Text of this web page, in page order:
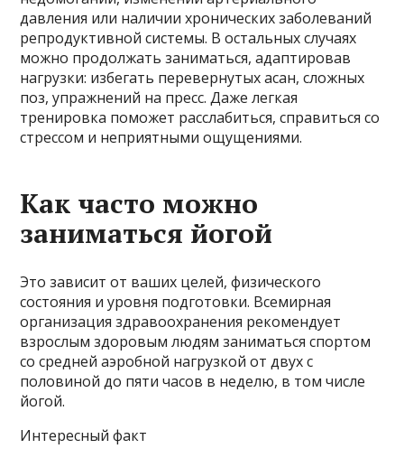
давления или наличии хронических заболеваний
репродуктивной системы. В остальных случаях
можно продолжать заниматься, адаптировав
нагрузки: избегать перевернутых асан, сложных
поз, упражнений на пресс. Даже легкая
тренировка поможет расслабиться, справиться со
стрессом и неприятными ощущениями.
Как часто можно
заниматься йогой
Это зависит от ваших целей, физического
состояния и уровня подготовки. Всемирная
организация здравоохранения рекомендует
взрослым здоровым людям заниматься спортом
со средней аэробной нагрузкой от двух с
половиной до пяти часов в неделю, в том числе
йогой.
Интересный факт